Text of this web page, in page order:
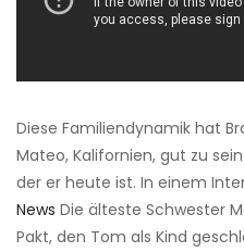
Diese Familiendynamik hat
Mateo, Kalifornien, gut zu
der er heute ist. In einem
News Die älteste Schwester
Pakt, den Tom als Kind